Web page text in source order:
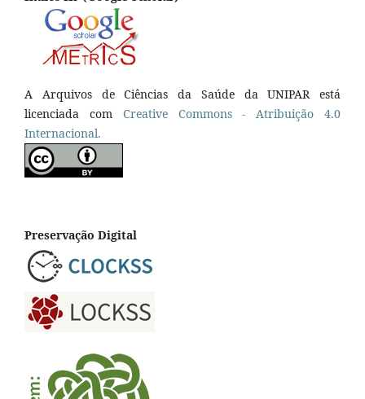
A Arquivos de Ciências da Saúde da UNIPAR está
licenciada com Creative Commons - Atribuição 4.0
Internacional.
Preservação Digital